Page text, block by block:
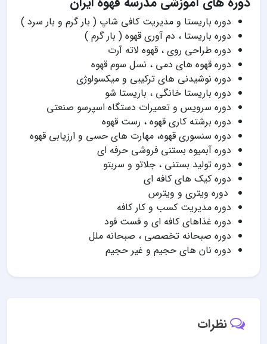
دوره باریستا و مدیریت کافی شاپ ( بار گرم و بار سرد )
دوره باریستا ، دم آوری قهوه ( بار گرم )
دوره طراحی روی ، قهوه لاته آرت
دوره قهوه های دمی ، نسل سوم قهوه
دوره نوشیدنی های ترکیبی و میکسولوژی
دوره باریستا خانگی ، باریستا شو
دوره سرویس و تعمیرات دستگاه اسپرسو صنعتی
دوره برشته کاری قهوه ، رست قهوه
دوره سنسوری قهوه، مهارت های حسی و ارزیابی قهوه
دوره آبمیوه بستنی فروشی حرفه ای
دوره تولید بستنی ، جلاتو و سربتو
دوره کیک های کافه ای
دوره ویتری و ویترس
دوره مدیریت کسب و کار کافه
دوره غذاهای کافه ای و فست فود
دوره صبحانه تخصصی ، صبحانه ملل
دوره نان های حجیم و غیر حجیم
نظرات